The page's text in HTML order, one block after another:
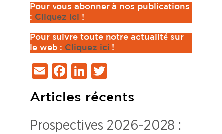
Pour vous abonner à nos publications
: Cliquez ici !
Pour suivre toute notre actualité sur
le web : Cliquez ici !
EmailFacebook
LinkedIn
Articles récents
Prospectives 2026-2028 :